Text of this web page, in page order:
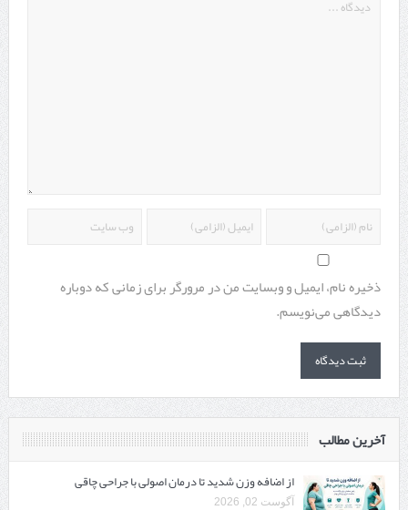
ذخیره نام، ایمیل و وبسایت من در مرورگر برای زمانی که دوباره
دیدگاهی می‌نویسم.
آخرین مطالب
از اضافه وزن شدید تا درمان اصولی با جراحی چاقی
آگوست 02, 2026